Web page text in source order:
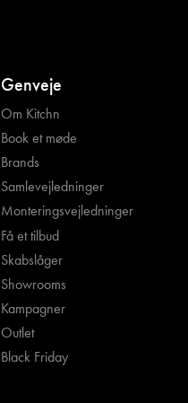
Genveje
Om Kitchn
Book et møde
Brands
Samlevejledninger
Monteringsvejledninger
Få et tilbud
Skabslåger
Showrooms
Kampagner
Outlet
Black Friday